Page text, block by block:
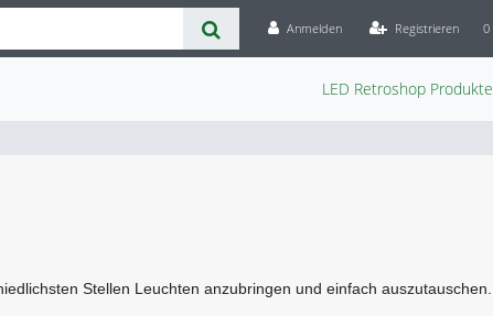
Anmelden Registrieren 0
LED Retroshop Produkte
Stellen Leuchten anzubringen und einfach auszutauschen.